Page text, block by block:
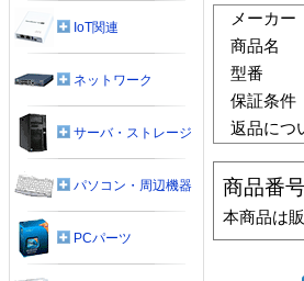
メーカー
商品名
型番
保証条件
返品につ
商品番
本商品は
IoT関連
ネットワーク
サーバ・ストレージ
パソコン・周辺機器
PCパーツ